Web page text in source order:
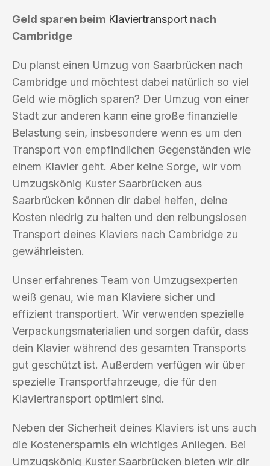
Geld sparen beim Klaviertransport nach
Cambridge
Du planst einen Umzug von Saarbrücken nach
Cambridge und möchtest dabei natürlich so viel
Geld wie möglich sparen? Der Umzug von einer
Stadt zur anderen kann eine große finanzielle
Belastung sein, insbesondere wenn es um den
Transport von empfindlichen Gegenständen wie
einem Klavier geht. Aber keine Sorge, wir vom
Umzugskönig Kuster Saarbrücken aus
Saarbrücken können dir dabei helfen, deine
Kosten niedrig zu halten und den reibungslosen
Transport deines Klaviers nach Cambridge zu
gewährleisten.
Unser erfahrenes Team von Umzugsexperten
weiß genau, wie man Klaviere sicher und
effizient transportiert. Wir verwenden spezielle
Verpackungsmaterialien und sorgen dafür, dass
dein Klavier während des gesamten Transports
gut geschützt ist. Außerdem verfügen wir über
spezielle Transportfahrzeuge, die für den
Klaviertransport optimiert sind.
Neben der Sicherheit deines Klaviers ist uns auch
die Kostenersparnis ein wichtiges Anliegen. Bei
Umzugskönig Kuster Saarbrücken bieten wir dir